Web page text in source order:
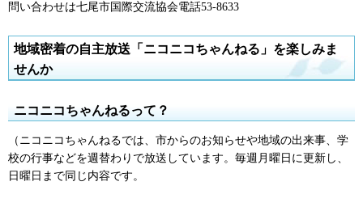
問い合わせは七尾市国際交流協会電話53-8633
地域密着の自主放送「ニコニコちゃんねる」を楽しみま
せんか
ニコニコちゃんねるって？
（ニコニコちゃんねるでは、市からのお知らせや地域の出来事、学
校の行事などを週替わりで放送しています。毎週月曜日に更新し、
日曜日まで同じ内容です。